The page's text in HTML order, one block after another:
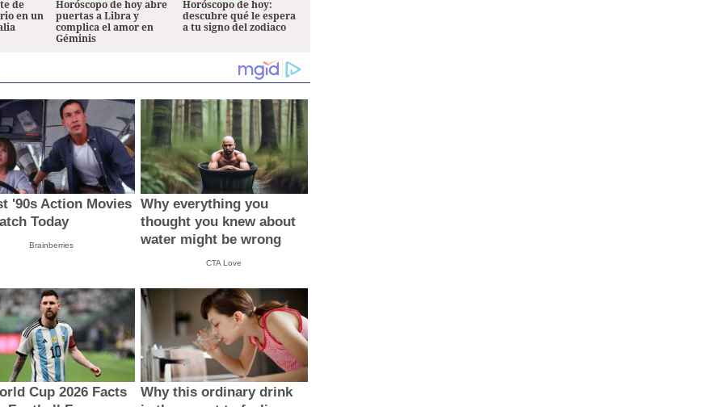
de
en un
Horóscopo de hoy abre
puertas a Libra y
complica el amor en
Géminis
Horóscopo de hoy:
descubre qué le espera
a tu signo del zodiaco
'90s Action Movies
Today
Brainberries
Why everything you
thought you knew about
water might be wrong
CTA Love
Cup 2026 Facts
Why this ordinary drink